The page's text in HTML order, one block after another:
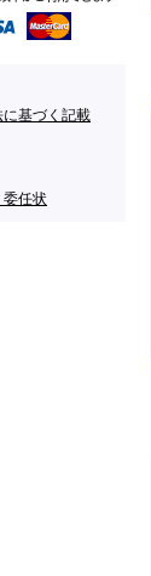
基づく記載
委任状